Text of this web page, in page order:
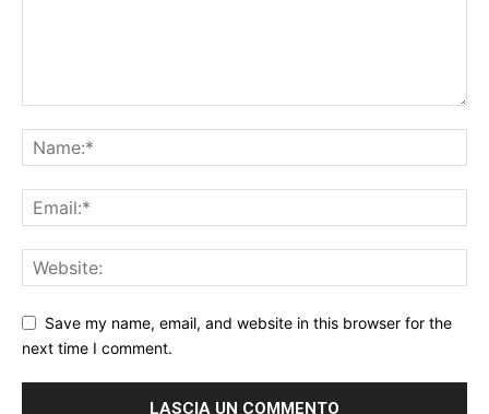
Save my name, email, and website in this browser for the
next time I comment.